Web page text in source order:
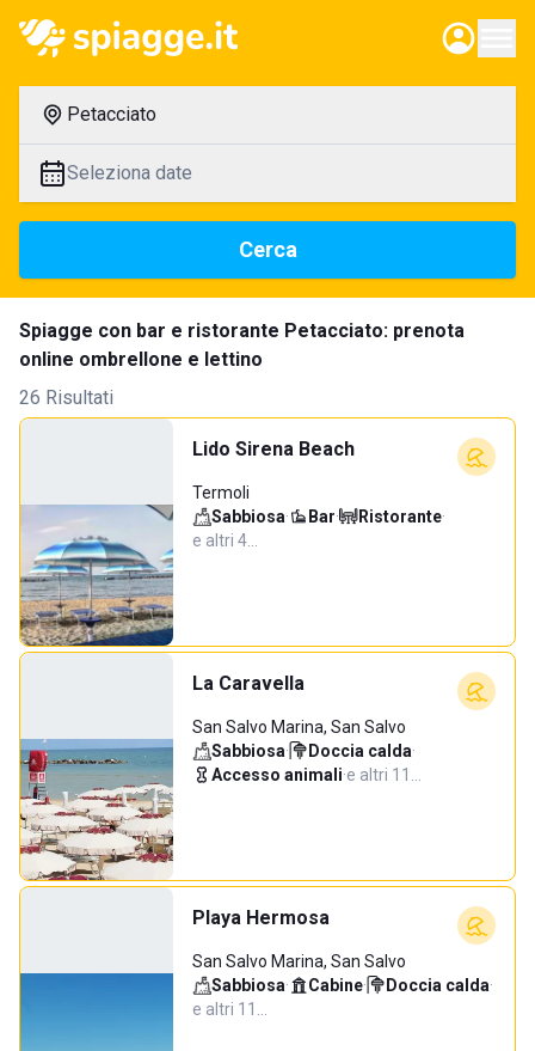
Petacciato
Seleziona date
Cerca
Spiagge con bar e ristorante Petacciato: prenota
online ombrellone e lettino
26 Risultati
Lido Sirena Beach
Termoli
Sabbiosa· Bar· Ristorante·
e altri 4…
La Caravella
San Salvo Marina, San Salvo
Sabbiosa· Doccia calda·
Accesso animali·e altri 11…
Playa Hermosa
San Salvo Marina, San Salvo
Sabbiosa· Cabine· Doccia calda·
e altri 11…